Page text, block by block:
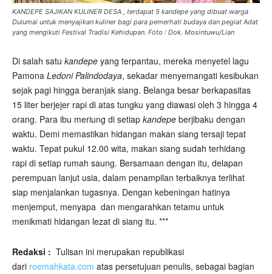
KANDEPE SAJIKAN KULINER DESA , terdapat 5 kandepe yang dibuat warga
Dulumai untuk menyajikan kuliner bagi para pemerhati budaya dan pegiat Adat
yang mengikuti Festival Tradisi Kehidupan. Foto : Dok. Mosintuwu/Lian
Di salah satu kandepe yang terpantau, mereka menyetel lagu
Pamona Ledoni Palindodaya, sekadar menyemangati kesibukan
sejak pagi hingga beranjak siang. Belanga besar berkapasitas
15 liter berjejer rapi di atas tungku yang diawasi oleh 3 hingga 4
orang. Para ibu meriung di setiap kandepe berjibaku dengan
waktu. Demi memastikan hidangan makan siang tersaji tepat
waktu. Tepat pukul 12.00 wita, makan siang sudah terhidang
rapi di setiap rumah saung. Bersamaan dengan itu, delapan
perempuan lanjut usia, dalam penampilan terbaiknya terlihat
siap menjalankan tugasnya. Dengan kebeningan hatinya
menjemput, menyapa dan mengarahkan tetamu untuk
menikmati hidangan lezat di siang itu. ***
Redaksi : Tulisan ini merupakan republikasi
dari roemahkata.com atas persetujuan penulis, sebagai bagian